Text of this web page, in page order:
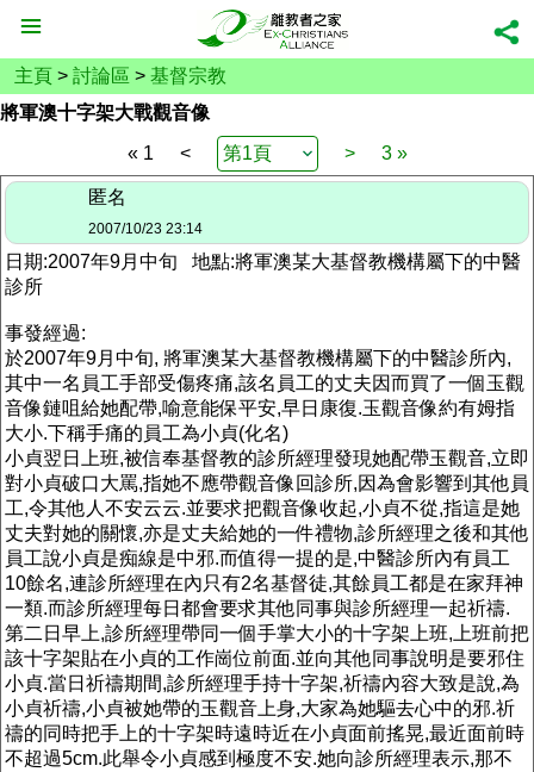
主頁 > 討論區 > 基督宗教
將軍澳十字架大戰觀音像
« 1
< > 3 »
匿名
2007/10/23 23:14
日期:2007年9月中旬 地點:將軍澳某大基督教機構屬下的中醫
診所
事發經過:
於2007年9月中旬, 將軍澳某大基督教機構屬下的中醫診所內,
其中一名員工手部受傷疼痛,該名員工的丈夫因而買了一個玉觀
音像鏈咀給她配帶,喻意能保平安,早日康復.玉觀音像約有姆指
大小.下稱手痛的員工為小貞(化名)
小貞翌日上班,被信奉基督教的診所經理發現她配帶玉觀音,立即
對小貞破口大罵,指她不應帶觀音像回診所,因為會影響到其他員
工,令其他人不安云云.並要求把觀音像收起,小貞不從,指這是她
丈夫對她的關懷,亦是丈夫給她的一件禮物,診所經理之後和其他
員工說小貞是痴線是中邪.而值得一提的是,中醫診所內有員工
10餘名,連診所經理在內只有2名基督徒,其餘員工都是在家拜神
一類.而診所經理每日都會要求其他同事與診所經理一起祈禱.
第二日早上,診所經理帶同一個手掌大小的十字架上班,上班前把
該十字架貼在小貞的工作崗位前面.並向其他同事說明是要邪住
小貞.當日祈禱期間,診所經理手持十字架,祈禱內容大致是說,為
小貞祈禱,小貞被她帶的玉觀音上身,大家為她驅去心中的邪.祈
禱的同時把手上的十字架時遠時近在小貞面前搖晃,最近面前時
不超過5cm.此舉令小貞感到極度不安.她向診所經理表示,那不